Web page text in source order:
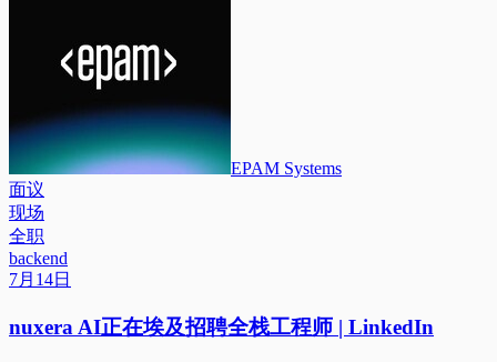
EPAM Systems
面议
现场
全职
backend
7月14日
nuxera AI正在埃及招聘全栈工程师 | LinkedIn